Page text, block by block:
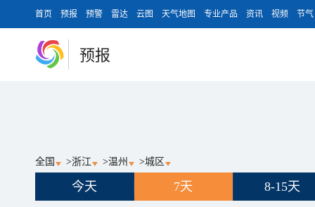
首页 预报 预警 雷达 云图 天气地图 专业产品 资讯 视频 节气
预报
全国 >浙江 >温州 >城区
今天 7天 8-15天